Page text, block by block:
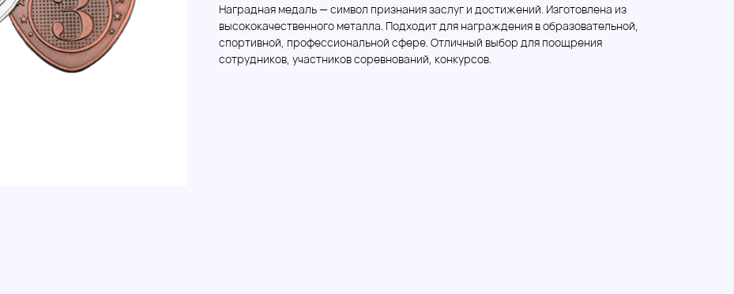
Наградная медаль — символ признания заслуг и достижений. Изготовлена из
высококачественного металла. Подходит для награждения в образовательной,
спортивной, профессиональной сфере. Отличный выбор для поощрения
сотрудников, участников соревнований, конкурсов.